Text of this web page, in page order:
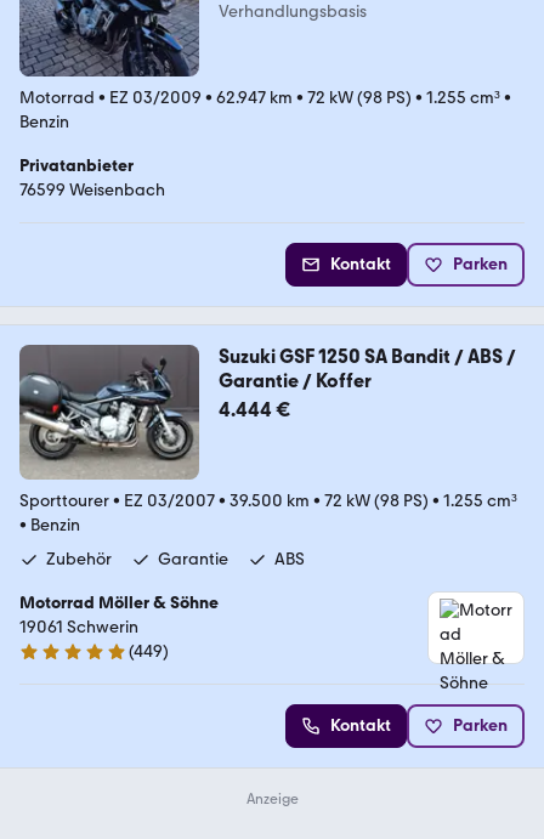
Verhandlungsbasis
Motorrad • EZ 03/2009 • 62.947 km • 72 kW (98 PS) • 1.255 cm³•
Benzin
Privatanbieter
76599 Weisenbach
Kontakt Parken
Suzuki GSF 1250 SA Bandit / ABS /
Garantie / Koffer
4.444 €
Sporttourer• EZ 03/2007• 39.500 km • 72 kW (98 PS) • 1.255 cm³
• Benzin
Zubehör
Garantie ABS
Motorrad Möller & Söhne
19061 Schwerin
4.8 Sterne
(449)
Kontakt Parken